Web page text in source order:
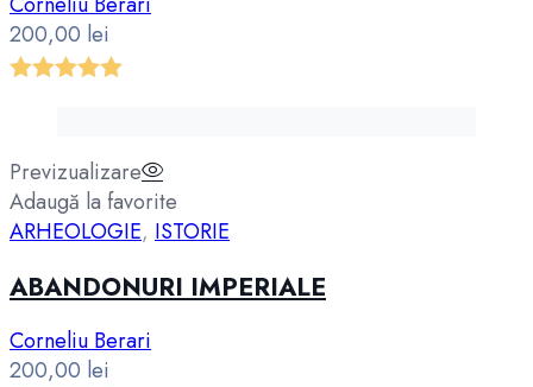
200,00 lei
Previzualizare
Adaugă la favorite
ARHEOLOGIE, ISTORIE
ABANDONURI IMPERIALE
Corneliu Berari
200,00 lei